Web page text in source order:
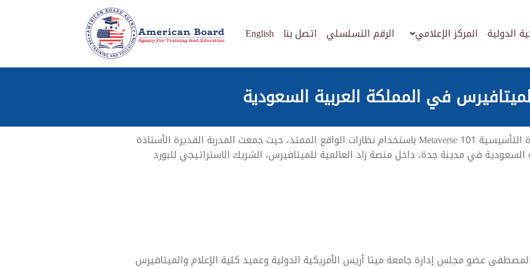
الدولية المركز الإعلامي الرقم التسلسلي اتصل بنا English
في المملكة العربية السعودية
في تجربة استثنائية ورائدة للتدريب عبر الميتافيرس، نُفِّذت الدورة التأسيسية Metaverse 101 باستخدام نظارات الواقع الممتد، حيث جمعت المدربة القديرة الأستاذة
في مدينة جدة، داخل منصة زاد العالمية للميتافيرس، الشريك الاستراتيجي للبورد
عضو مجلس إدارة جامعة ميتا أريس الأمريكية الدولية وعميد كلية الإعلام والميتافيرس